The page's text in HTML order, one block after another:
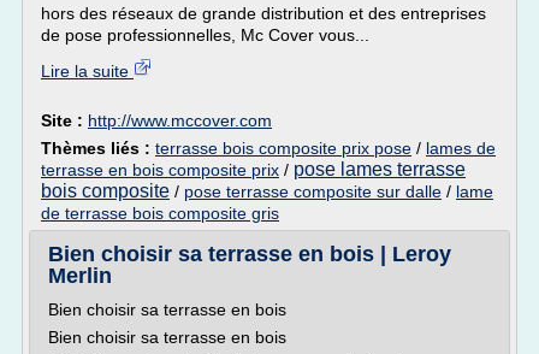
hors des réseaux de grande distribution et des entreprises
de pose professionnelles, Mc Cover vous...
Lire la suite
Site : http://www.mccover.com
Thèmes liés : terrasse bois composite prix pose / lames de
terrasse en bois composite prix / pose lames terrasse
bois composite / pose terrasse composite sur dalle / lame
de terrasse bois composite gris
Bien choisir sa terrasse en bois | Leroy
Merlin
Bien choisir sa terrasse en bois
Bien choisir sa terrasse en bois